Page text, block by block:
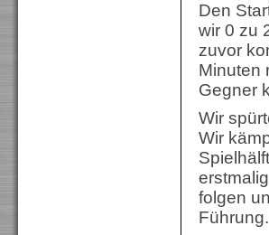
Den
wir 0 zu
zuvor
Minuten
Gegner
Wir
Wir
folgen
Führung.